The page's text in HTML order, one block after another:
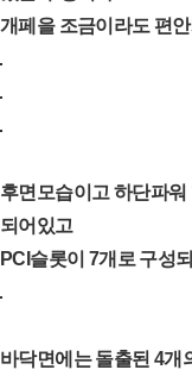
개페을 조금이라도 편
후면모습이고 하단파
되어있고
PCI슬롯이 7개로 구성
바닥면에는 돌출된 4개